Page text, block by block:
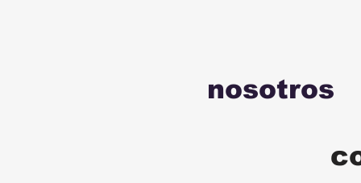
nosotros